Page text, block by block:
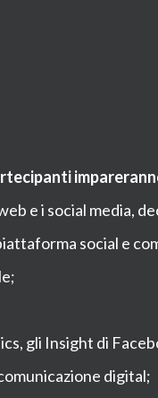
e i social media,
social e
gli Insight di
digital;